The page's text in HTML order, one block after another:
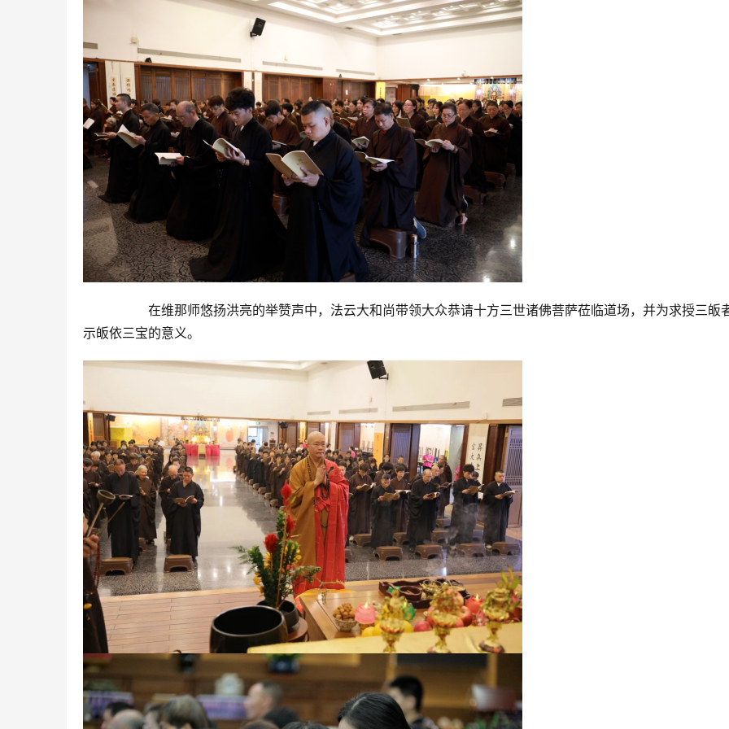
在维那师悠扬洪亮的举赞声中，法云大和尚带领大众恭请十方三世诸佛菩萨莅临道场，并为求授三皈
示皈依三宝的意义。